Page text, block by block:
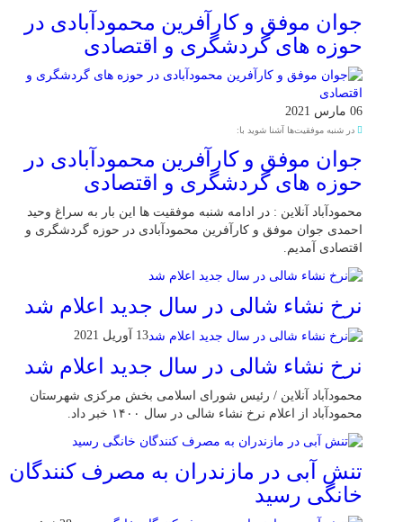
جوان موفق و کارآفرین محمودآبادی در
حوزه های گردشگری و اقتصادی
06 مارس 2021
در شنبه موفقیت‌ها آشنا شوید با:
جوان موفق و کارآفرین محمودآبادی در
حوزه های گردشگری و اقتصادی
محمودآباد آنلاین : در ادامه شنبه موفقیت ها این بار به سراغ وحید
احمدی جوان موفق و کارآفرین محمودآبادی در حوزه گردشگری و
اقتصادی آمدیم.
نرخ نشاء شالی در سال جدید اعلام شد
13 آوریل 2021
نرخ نشاء شالی در سال جدید اعلام شد
محمودآباد آنلاین / رئیس شورای اسلامی بخش مرکزی شهرستان
محمودآباد از اعلام نرخ نشاء شالی در سال ۱۴۰۰ خبر داد.
تنش آبی در مازندران به مصرف كنندگان
خانگی رسيد